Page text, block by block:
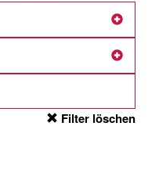
Filter löschen